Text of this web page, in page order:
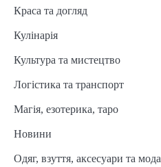
Краса та догляд
Кулінарія
Культура та мистецтво
Логістика та транспорт
Магія, езотерика, таро
Новини
Одяг, взуття, аксесуари та мода